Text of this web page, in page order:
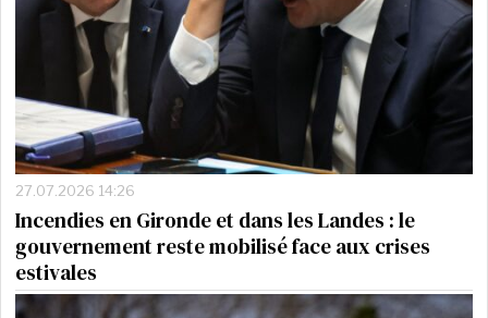
27.07.2026 14:26
Incendies en Gironde et dans les Landes : le
gouvernement reste mobilisé face aux crises
estivales